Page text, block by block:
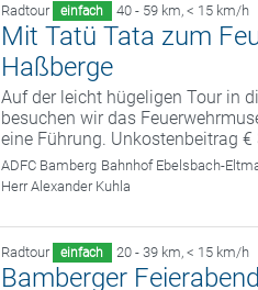
Radtour einfach 40 - 59 km, < 15 km/h
Mit Tatü Tata zum
Haßberge
Auf der leicht hügeligen Tour in
besuchen wir das
eine Führung. Unkostenbeitrag
ADFC Bamberg Bahnhof Ebelsbach-
Herr Alexander Kuhla
Radtour einfach 20 - 39 km, < 15 km/h
Bamberger